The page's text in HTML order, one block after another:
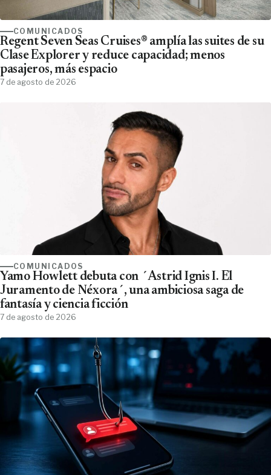
COMUNICADOS
Regent Seven Seas Cruises® amplía las suites de su
Clase Explorer y reduce capacidad; menos
pasajeros, más espacio
7 de agosto de 2026
COMUNICADOS
Yamo Howlett debuta con ´Astrid Ignis I. El
Juramento de Néxora´, una ambiciosa saga de
fantasía y ciencia ficción
7 de agosto de 2026